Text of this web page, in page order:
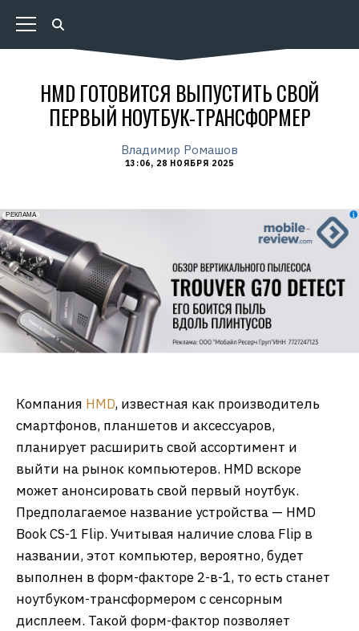
HMD ГОТОВИТСЯ ВЫПУСТИТЬ СВОЙ
ПЕРВЫЙ НОУТБУК-ТРАНСФОРМЕР
Владимир Ромашов
13:06, 28 НОЯБРЯ 2025
erid: 2VfnxxmNzs5
РЕКЛАМА
Компания HMD, известная как производитель
смартфонов, планшетов и аксессуаров,
планирует расширить свой ассортимент и
выйти на рынок компьютеров. HMD вскоре
может анонсировать свой первый ноутбук. ​
Предполагаемое название устройства — HMD
Book CS-1 Flip. Учитывая наличие слова Flip в
названии, этот компьютер, вероятно, будет
выполнен в форм-факторе 2-в-1, то есть станет
ноутбуком-трансформером с сенсорным
дисплеем. Такой форм-фактор позволяет